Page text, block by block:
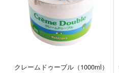
クレームドゥーブル（1000ml）